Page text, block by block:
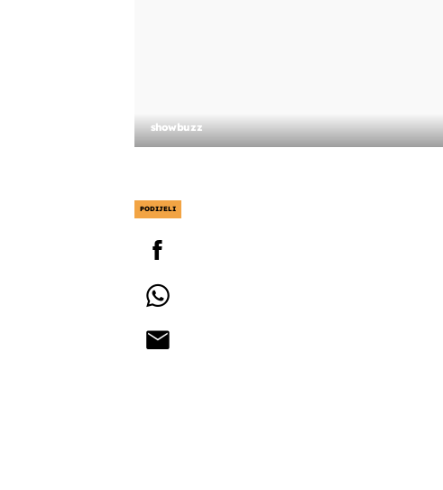
showbuzz
PODIJELI